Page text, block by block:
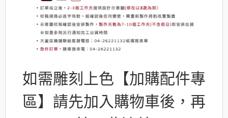
如需雕刻上色【加購配件專
區】請先加入購物車後，再